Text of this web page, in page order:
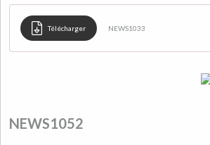
Télécharger NEWS1033
NEWS1052